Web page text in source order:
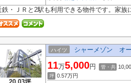
鉄・ＪＲと2駅も利用できる物件です。家族
ハイツ シャーメゾン オ
11万5,000円 管・共
坪 0.57万円